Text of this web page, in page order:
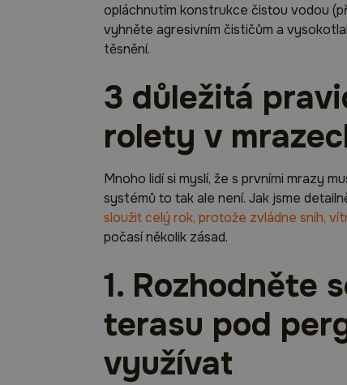
opláchnutím konstrukce čistou vodou
vyhněte agresivním čističům a
těsnění.
3 důležitá
rolety v
Mnoho lidí si myslí, že s prvními mrazy
systémů to tak ale není. Jak jsme
sloužit celý rok, protože zvládne sníh,
počasí několik zásad.
1. Rozhodněte
terasu pod
využívat